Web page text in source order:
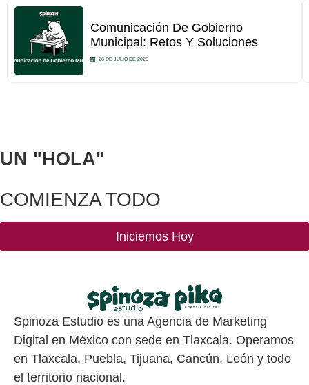
Comunicación De Gobierno
Municipal: Retos Y Soluciones
26 DE JULIO DE 2026
UN "HOLA"
COMIENZA TODO
Iniciemos Hoy
Spinoza Estudio es una Agencia de Marketing
Digital en México con sede en Tlaxcala. Operamos
en Tlaxcala, Puebla, Tijuana, Cancún, León y todo
el territorio nacional.